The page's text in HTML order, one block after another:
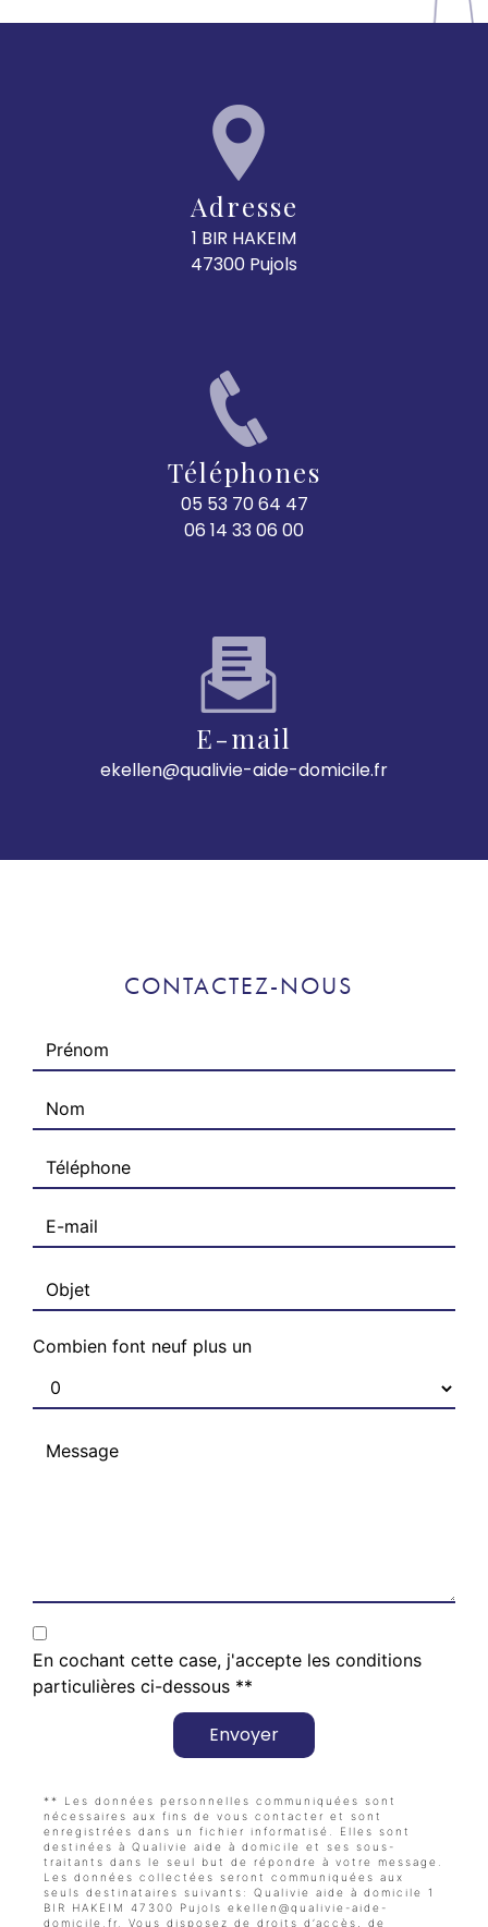
Adresse
1 BIR HAKEIM
47300 Pujols
Téléphones
05 53 70 64 47
06 14 33 06 00
E-mail
ekellen@qualivie-aide-domicile.fr
CONTACTEZ-NOUS
Combien font neuf plus un
En cochant cette case, j'accepte les conditions
particulières ci-dessous **
Envoyer
** Les données personnelles communiquées sont
nécessaires aux fins de vous contacter et sont
enregistrées dans un fichier informatisé. Elles sont
destinées à Qualivie aide à domicile et ses sous-
traitants dans le seul but de répondre à votre message.
Les données collectées seront communiquées aux
seuls destinataires suivants: Qualivie aide à domicile 1
BIR HAKEIM 47300 Pujols ekellen@qualivie-aide-
domicile.fr. Vous disposez de droits d’accès, de